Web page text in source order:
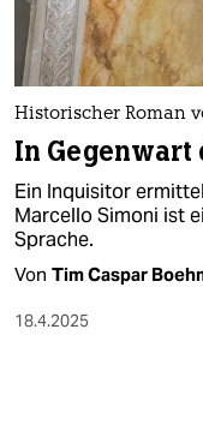
Historischer Roman
In Gegenwart
Ein Inquisitor
Marcello Simoni ist
Sprache.
Von Tim Caspar
18.4.2025